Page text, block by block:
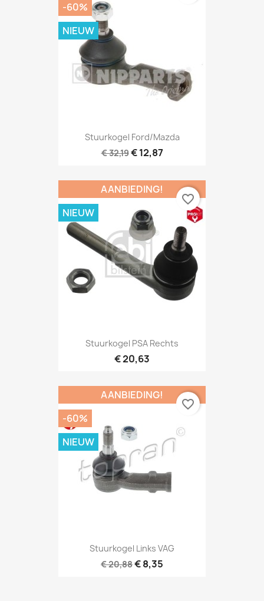
Stuurkogel Ford/Mazda
€ 32,19€ 12,87
-60%
NIEUW
Stuurkogel PSA Rechts
€ 20,63
AANBIEDING!
NIEUW
favorite_border
Stuurkogel Links VAG
€ 20,88€ 8,35
AANBIEDING!
-60%
NIEUW
favorite_border